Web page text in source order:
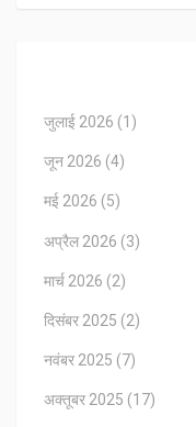
जुलाई 2026 (1)
जून 2026 (4)
मई 2026 (5)
अप्रैल 2026 (3)
मार्च 2026 (2)
दिसंबर 2025 (2)
नवंबर 2025 (7)
अक्तूबर 2025 (17)